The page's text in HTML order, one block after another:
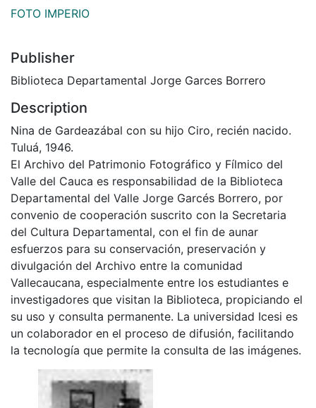
FOTO IMPERIO
Publisher
Biblioteca Departamental Jorge Garces Borrero
Description
Nina de Gardeazábal con su hijo Ciro, recién nacido.
Tuluá, 1946.
El Archivo del Patrimonio Fotográfico y Fílmico del
Valle del Cauca es responsabilidad de la Biblioteca
Departamental del Valle Jorge Garcés Borrero, por
convenio de cooperación suscrito con la Secretaria
del Cultura Departamental, con el fin de aunar
esfuerzos para su conservación, preservación y
divulgación del Archivo entre la comunidad
Vallecaucana, especialmente entre los estudiantes e
investigadores que visitan la Biblioteca, propiciando el
su uso y consulta permanente. La universidad Icesi es
un colaborador en el proceso de difusión, facilitando
la tecnología que permite la consulta de las imágenes.